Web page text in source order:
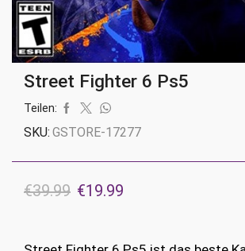
Street Fighter 6 Ps5
Teilen:
SKU: GSTORE-17277
€39.99 Ursprünglicher
war:
€19.99
ist: